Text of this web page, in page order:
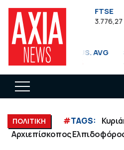
FTSEA
899,47 -0,04%
FTSE
3.776,27
DOW JONES INDUS. AVG
35.911,81 -0,56%
ΠΟΛΙΤΙΚΗ #TAGS:
Αρχιεπίσκοπος